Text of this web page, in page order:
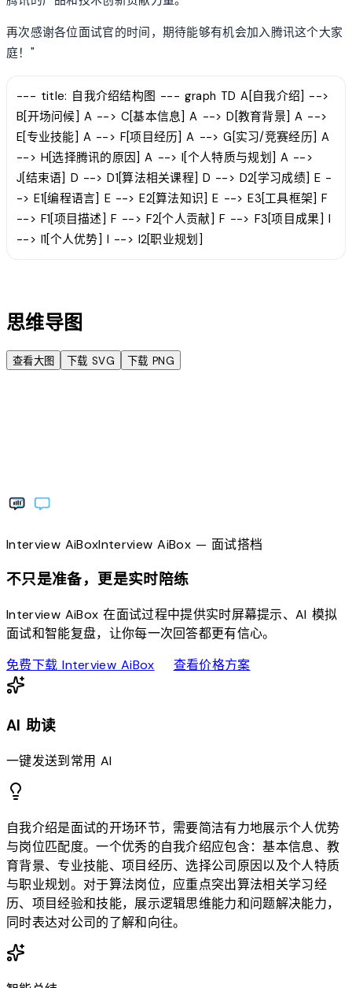
再次感谢各位面试官的时间，期待能够有机会加入腾讯这个大家
庭！"
--- title: 自我介绍结构图 --- graph TD A[自我介绍] -->
B[开场问候] A --> C[基本信息] A --> D[教育背景] A -->
E[专业技能] A --> F[项目经历] A --> G[实习/竞赛经历] A
--> H[选择腾讯的原因] A --> I[个人特质与规划] A -->
J[结束语] D --> D1[算法相关课程] D --> D2[学习成绩] E -
-> E1[编程语言] E --> E2[算法知识] E --> E3[工具框架] F
--> F1[项目描述] F --> F2[个人贡献] F --> F3[项目成果] I
--> I1[个人优势] I --> I2[职业规划]
思维导图
查看大图 下载 SVG 下载 PNG
Interview AiBoxInterviewAiBox— 面试搭档
不只是准备，更是实时陪练
Interview AiBox 在面试过程中提供实时屏幕提示、AI 模拟
面试和智能复盘，让你每一次回答都更有信心。
免费下载 Interview AiBoxdownload查看价格方案sell
AI 助读
一键发送到常用 AI
自我介绍是面试的开场环节，需要简洁有力地展示个人优势
与岗位匹配度。一个优秀的自我介绍应包含：基本信息、教
育背景、专业技能、项目经历、选择公司原因以及个人特质
与职业规划。对于算法岗位，应重点突出算法相关学习经
历、项目经验和技能，展示逻辑思维能力和问题解决能力，
同时表达对公司的了解和向往。